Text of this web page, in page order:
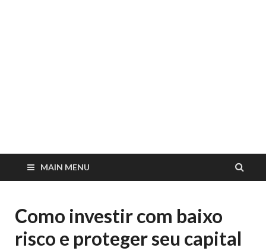
MAIN MENU
Como investir com baixo
risco e proteger seu capital